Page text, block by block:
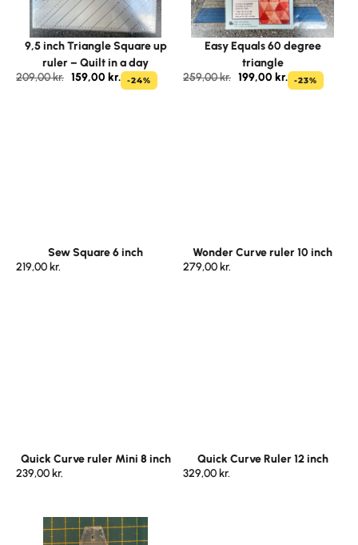
9,5 inch Triangle Square up
ruler – Quilt in a day
209,00kr. 159,00 kr. -24%
Easy Equals 60 degree
triangle
259,00kr. 199,00 kr. -23%
Sew Square 6 inch
219,00 kr.
Wonder Curve ruler 10 inch
279,00 kr.
Quick Curve ruler Mini 8 inch
239,00 kr.
Quick Curve Ruler 12 inch
329,00 kr.